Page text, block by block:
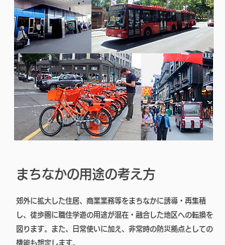
まちなかの用途の考え方
郊外に拡大した住居、商業業務等をまちなかに誘導・再集積
し、徒歩圏に職住学遊の用途が混在・融合した地区への転換を
図ります。また、日常使いに加え、非常時の防災拠点としての
機能も想定します。